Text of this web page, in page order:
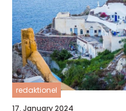
redaktionel
17. January 2024